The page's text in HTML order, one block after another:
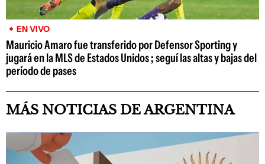
EN VIVO
Mauricio Amaro fue transferido por Defensor Sporting y
jugará en la MLS de Estados Unidos ; seguí las altas y bajas del
período de pases
MÁS NOTICIAS DE ARGENTINA